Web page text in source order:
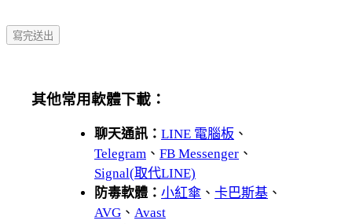
其他常用軟體下載：
聊天通訊： LINE 電腦板 、
Telegram 、 FB Messenger 、
Signal(取代LINE)
防毒軟體： 小紅傘 、 卡巴斯基 、
AVG 、 Avast